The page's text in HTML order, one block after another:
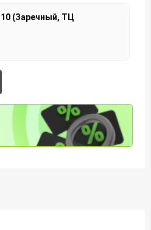
(Заречный, ТЦ